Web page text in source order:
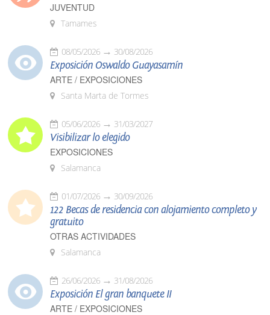
JUVENTUD
Tamames
08/05/2026 30/08/2026
Exposición Oswaldo Guayasamín
ARTE / EXPOSICIONES
Santa Marta de Tormes
05/06/2026 31/03/2027
Visibilizar lo elegido
EXPOSICIONES
Salamanca
01/07/2026 30/09/2026
122 Becas de residencia con alojamiento completo y
gratuito
OTRAS ACTIVIDADES
Salamanca
26/06/2026 31/08/2026
Exposición El gran banquete II
ARTE / EXPOSICIONES